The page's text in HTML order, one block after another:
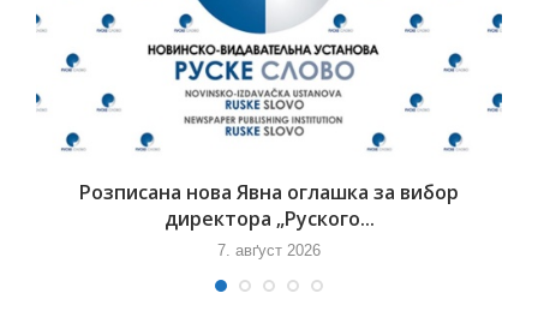
Розписана нова Явна оглашка за вибор
директора „Руского...
7. авґуст 2026